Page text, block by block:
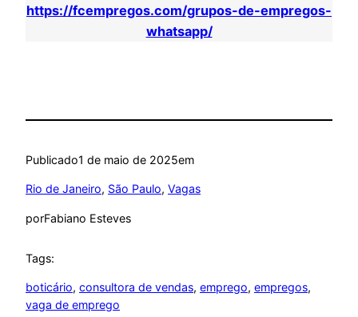
https://fcempregos.com/grupos-de-empregos-
whatsapp/
Publicado1 de maio de 2025em
Rio de Janeiro, São Paulo, Vagas
porFabiano Esteves
Tags:
boticário, consultora de vendas, emprego, empregos
vaga de emprego